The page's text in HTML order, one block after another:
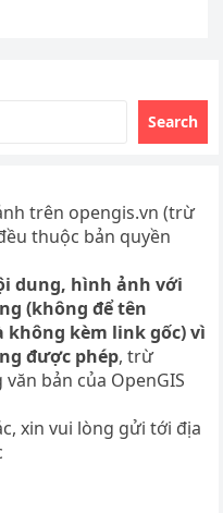
Search
trên opengis.vn (trừ
thuộc bản quyền
dung, hình ảnh với
(không để tên
không kèm link gốc) vì
được phép, trừ
bản của OpenGIS
xin vui lòng gửi tới địa